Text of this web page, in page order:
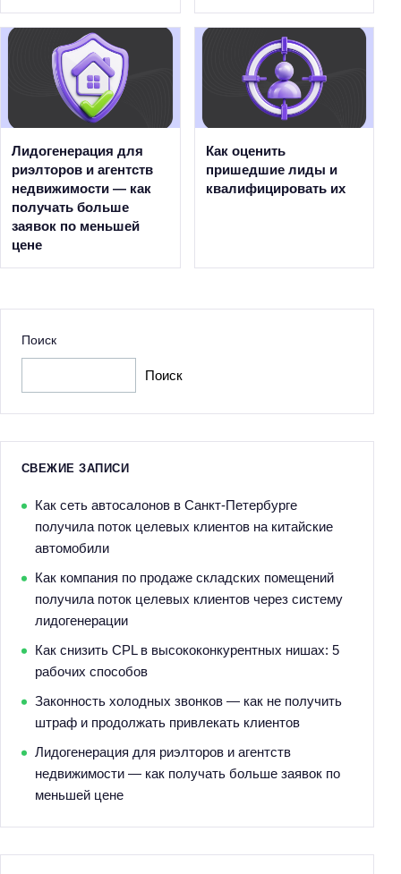
Лидогенерация для
риэлторов и агентств
недвижимости — как
получать больше
заявок по меньшей
цене
Как оценить
пришедшие лиды и
квалифицировать их
Поиск
Поиск
СВЕЖИЕ ЗАПИСИ
Как сеть автосалонов в Санкт-Петербурге
получила поток целевых клиентов на китайские
автомобили
Как компания по продаже складских помещений
получила поток целевых клиентов через систему
лидогенерации
Как снизить CPL в высококонкурентных нишах: 5
рабочих способов
Законность холодных звонков — как не получить
штраф и продолжать привлекать клиентов
Лидогенерация для риэлторов и агентств
недвижимости — как получать больше заявок по
меньшей цене